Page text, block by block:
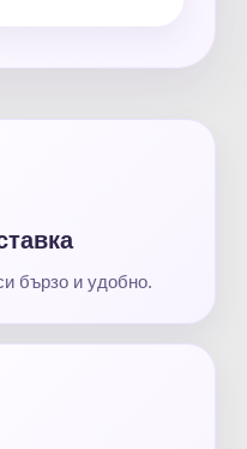
бързо и удобно.